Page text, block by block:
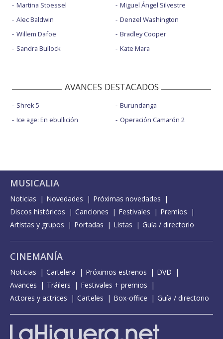
Martina Stoessel
Alec Baldwin
Willem Dafoe
Sandra Bullock
Miguel Ángel Silvestre
Denzel Washington
Bradley Cooper
Kate Mara
AVANCES DESTACADOS
Shrek 5
Ice age: En ebullición
Burundanga
Operación Camarón 2
MUSICALIA
Noticias Novedades
Próximas novedades
Discos históricos
Canciones Festivales
Premios
Artistas y grupos
Portadas Listas Guía / directorio
CINEMANÍA
Noticias Cartelera Próximos estrenos
DVD
Avances
Tráilers
Festivales + premios
Actores y actrices
Carteles Box-office Guía / directorio